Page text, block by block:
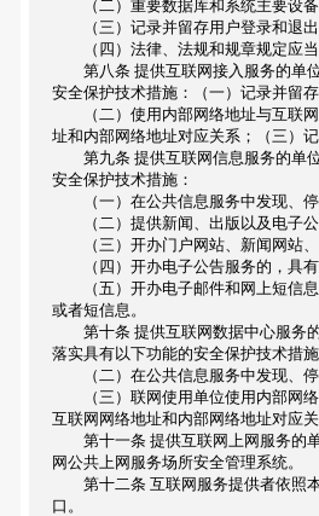
（二）重要数据库和系统主要设备
（三）记录并留存用户登录和退出
（四）法律、法规和规章规定应当
第八条 提供互联网接入服务的单位
安全保护技术措施：（一）记录并留
（二）使用内部网络地址与互联网
址和内部网络地址对应关系；（三）
第九条 提供互联网信息服务的单位
安全保护技术措施：
（一）在公共信息服务中发现、停
（二）提供新闻、出版以及电子公
（三）开办门户网站、新闻网站、
（四）开办电子公告服务的，具有
（五）开办电子邮件和网上短信息
或者短信息。
第十条 提供互联网数据中心服务的
落实具有以下功能的安全保护技术措
（二）在公共信息服务中发现、停
（三）联网使用单位使用内部网络
互联网网络地址和内部网络地址对应
第十一条 提供互联网上网服务的单
网公共上网服务场所安全管理系统。
第十二条 互联网服务提供者依照本
口。